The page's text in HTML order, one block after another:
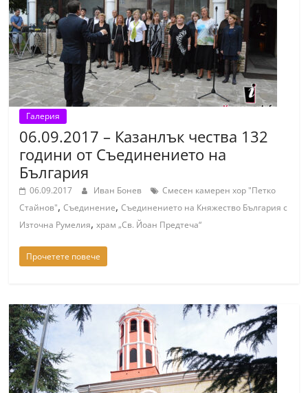
Галерия
06.09.2017 – Казанлък чества 132
години от Съединението на
България
06.09.2017 Иван Бонев
Смесен камерен хор "Петко
Стайнов",Съединение,Съединението на Княжество България с
Източна Румелия,храм „Св. Йоан Предтеча“
Прочетете повече